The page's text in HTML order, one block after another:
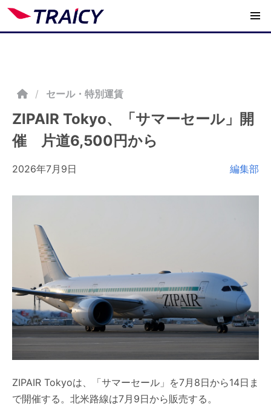
/ セール・特別運賃
ZIPAIR Tokyo、「サマーセール」開
催 片道6,500円から
2026年7月9日 編集部
ZIPAIR Tokyoは、「サマーセール」を7月8日から14日ま
で開催する。北米路線は7月9日から販売する。